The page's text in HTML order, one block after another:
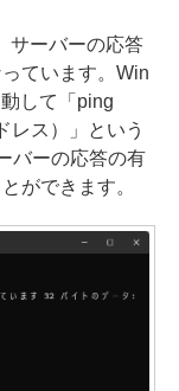
サーバーの応答
ています。Win
して「ping
レス）」という
バーの応答の有
ができます。